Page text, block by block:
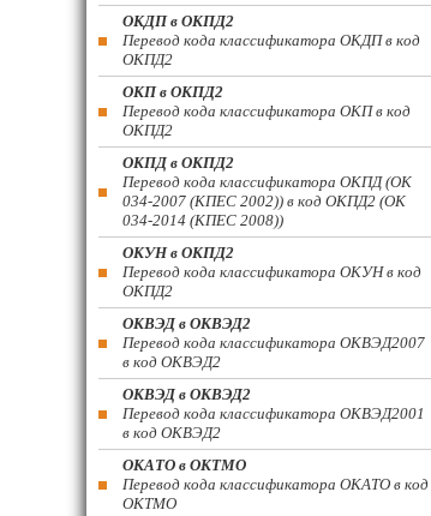
ОКДП в ОКПД2
Перевод кода классификатора ОКДП в код
ОКПД2
ОКП в ОКПД2
Перевод кода классификатора ОКП в код
ОКПД2
ОКПД в ОКПД2
Перевод кода классификатора ОКПД (ОК
034-2007 (КПЕС 2002)) в код ОКПД2 (ОК
034-2014 (КПЕС 2008))
ОКУН в ОКПД2
Перевод кода классификатора ОКУН в код
ОКПД2
ОКВЭД в ОКВЭД2
Перевод кода классификатора ОКВЭД2007
в код ОКВЭД2
ОКВЭД в ОКВЭД2
Перевод кода классификатора ОКВЭД2001
в код ОКВЭД2
ОКАТО в ОКТМО
Перевод кода классификатора ОКАТО в код
ОКТМО